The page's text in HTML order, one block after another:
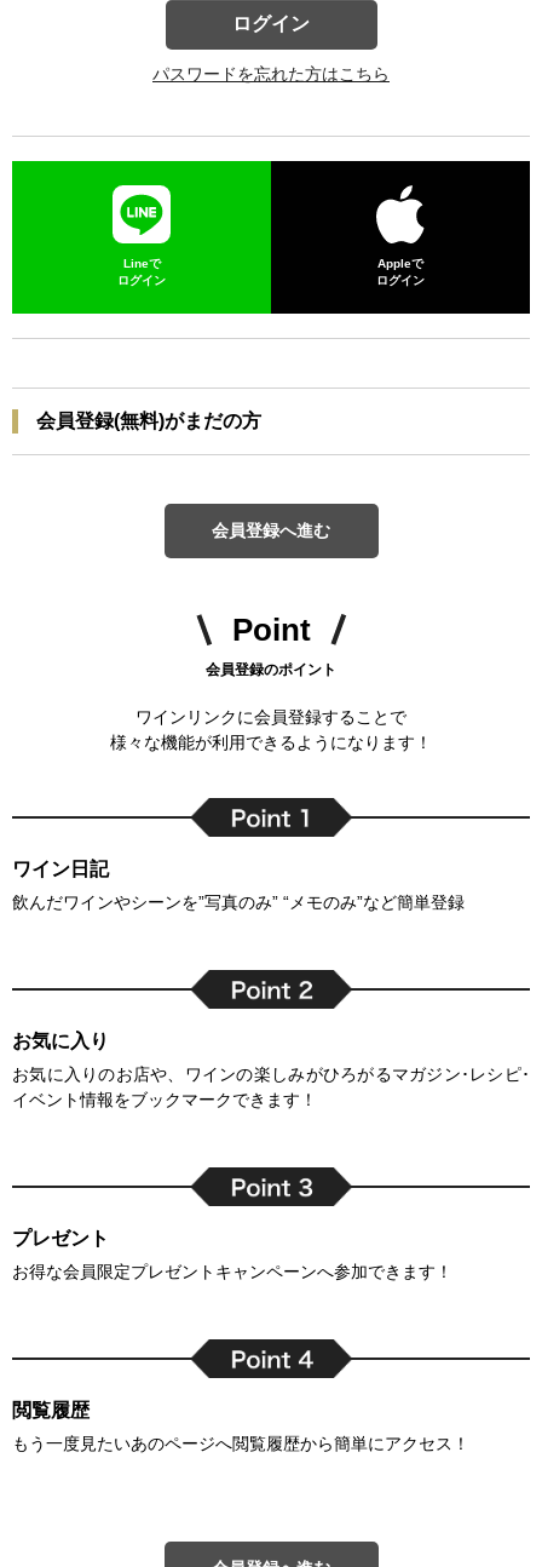
ログイン
パスワードを忘れた方はこちら
Lineで
ログイン
Appleで
ログイン
会員登録(無料)がまだの方
会員登録へ進む
Point
会員登録のポイント
ワインリンクに会員登録することで
様々な機能が利用できるようになります！
ワイン日記
飲んだワインやシーンを”写真のみ” “メモのみ”など簡単登録
お気に入り
お気に入りのお店や、ワインの楽しみがひろがるマガジン･レシピ･
イベント情報をブックマークできます！
プレゼント
お得な会員限定プレゼントキャンペーンへ参加できます！
閲覧履歴
もう一度見たいあのページへ閲覧履歴から簡単にアクセス！